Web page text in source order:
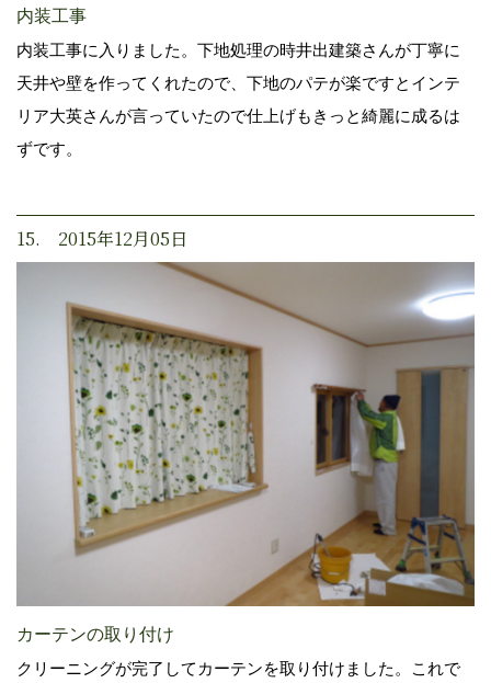
内装工事
内装工事に入りました。下地処理の時井出建築さんが丁寧に
天井や壁を作ってくれたので、下地のパテが楽ですとインテ
リア大英さんが言っていたので仕上げもきっと綺麗に成るは
ずです。
15. 2015年12月05日
カーテンの取り付け
クリーニングが完了してカーテンを取り付けました。これで